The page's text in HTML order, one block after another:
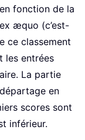
fonction de la
æquo (c’est-
ce classement
les entrées
La partie
en
scores sont
inférieur.